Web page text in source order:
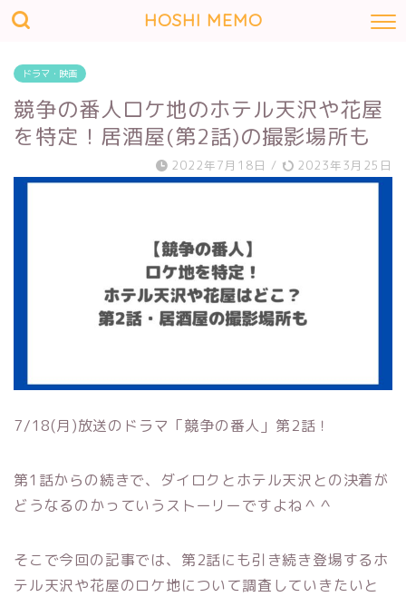
HOSHI MEMO
ドラマ・映画
競争の番人ロケ地のホテル天沢や花屋
を特定！居酒屋(第2話)の撮影場所も
2022年7月18日 / 2023年3月25日
7/18(月)放送のドラマ「競争の番人」第2話！
第1話からの続きで、ダイロクとホテル天沢との決着が
どうなるのかっていうストーリーですよね＾＾
そこで今回の記事では、第2話にも引き続き登場するホ
テル天沢や花屋のロケ地について調査していきたいと